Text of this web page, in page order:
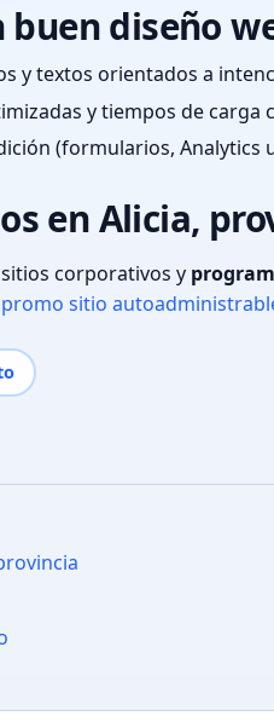
diseño
y textos orientados a
y tiempos de carga
(formularios, Analytics
en Alicia,
corporativos y
promo sitio